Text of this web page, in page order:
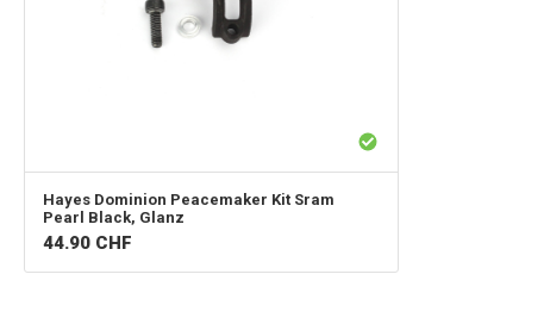
Hayes Dominion Peacemaker Kit Sram
Pearl Black, Glanz
44.90 CHF